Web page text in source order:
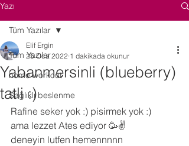
Yazı
Tüm Yazılar
home workout
Sağlıklı beslenme
Tüm Yazılar
Yabanmersinli (blueberry)
tatli :)
Elif Ergin
25 Oca 2022 1 dakikada okunur
Rafine seker yok :) pisirmek yok :)
ama lezzet Ates ediyor 🥳✌️
deneyin lutfen hemennnnn